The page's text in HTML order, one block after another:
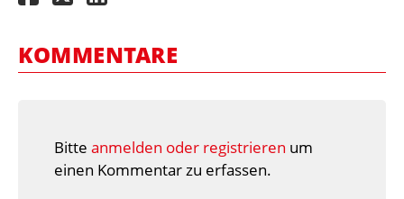
KOMMENTARE
Bitte anmelden oder registrieren um
einen Kommentar zu erfassen.